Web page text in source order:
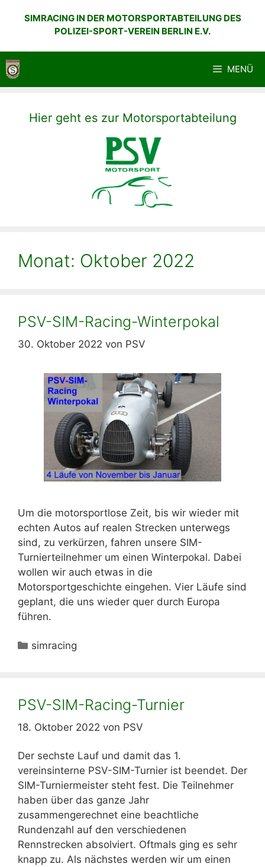
InhaltSIMRACING IN DER MOTORSPORTABTEILUNG DES
POLIZEI-SPORT-VEREIN BERLIN E.V.
MENÜ
Monat: Oktober 2022
PSV-SIM-Racing-Winterpokal
30. Oktober 2022 von PSV
Um die motorsportlose Zeit, bis wir wieder mit
echten Autos auf realen Strecken unterwegs
sind, zu verkürzen, fahren unsere SIM-
Turnierteilnehmer um einen Winterpokal. Dabei
wollen wir auch etwas in die
Motorsportgeschichte eingehen. Vier Läufe sind
geplant, die uns wieder quer durch Europa
führen.
Kategorien
simracing
PSV-SIM-Racing-Turnier
18. Oktober 2022 von PSV
Der sechste Lauf und damit das 1.
vereinsinterne PSV-SIM-Turnier ist beendet. Der
SIM-Turniermeister steht fest. Die Teilnehmer
haben über das ganze Jahr
zusammengerechnet eine beachtliche
Rundenzahl auf den verschiedenen
Rennstrecken absolviert. Oftmals ging es sehr
knapp zu. Als nächstes werden wir um einen
Hier geht es zur Motorsportabteilung